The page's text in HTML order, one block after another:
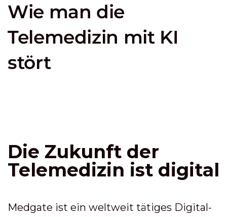
Wie man die
Telemedizin mit KI
stört
Die Zukunft der
Telemedizin ist digital
Medgate ist ein weltweit tätiges Digital-